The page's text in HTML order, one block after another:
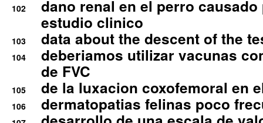
102
dano renal en el perro
estudio clinico
103 data about the descent of the
104
deberiamos utilizar vacunas
de FVC
105 de la luxacion coxofemoral en
106 dermatopatias felinas poco